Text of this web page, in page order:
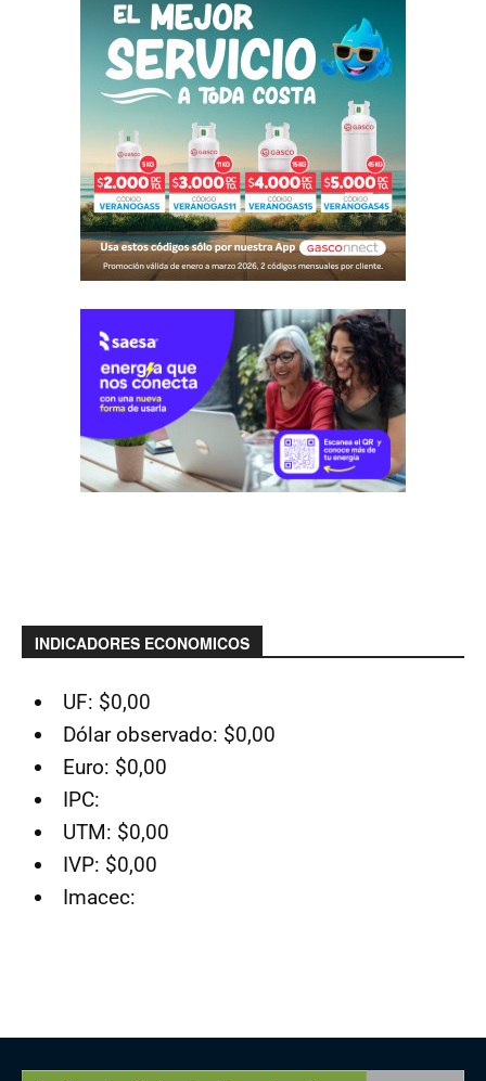
INDICADORES ECONOMICOS
UF: $0,00
Dólar observado: $0,00
Euro: $0,00
IPC:
UTM: $0,00
IVP: $0,00
Imacec: